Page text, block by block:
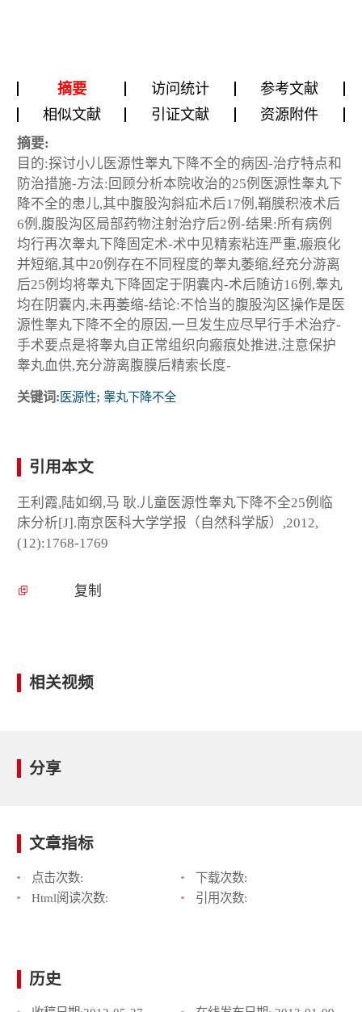
摘要 访问统计
参考文献
相似文献
引证文献 资源附件
摘要:
目的:探讨小儿医源性睾丸下降不全的病因-治疗特点和
防治措施-方法:回顾分析本院收治的25例医源性睾丸下
降不全的患儿,其中腹股沟斜疝术后17例,鞘膜积液术后
6例,腹股沟区局部药物注射治疗后2例-结果:所有病例
均行再次睾丸下降固定术-术中见精索粘连严重,瘢痕化
并短缩,其中20例存在不同程度的睾丸萎缩,经充分游离
后25例均将睾丸下降固定于阴囊内-术后随访16例,睾丸
均在阴囊内,未再萎缩-结论:不恰当的腹股沟区操作是医
源性睾丸下降不全的原因,一旦发生应尽早行手术治疗-
手术要点是将睾丸自正常组织向瘢痕处推进,注意保护
睾丸血供,充分游离腹膜后精索长度-
关键词: 医源性; 睾丸下降不全
引用本文
王利霞,陆如纲,马 耿.儿童医源性睾丸下降不全25例临
床分析[J].南京医科大学学报（自然科学版）,2012,
(12):1768-1769
复制
相关视频
分享
文章指标
点击次数:
下载次数:
Html阅读次数:
引用次数:
历史